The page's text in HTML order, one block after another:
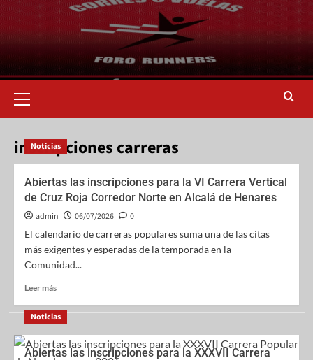
inscripciones carreras
Noticias
Abiertas las inscripciones para la VI Carrera Vertical
de Cruz Roja Corredor Norte en Alcalá de Henares
admin 06/07/2026
0
El calendario de carreras populares suma una de las citas
más exigentes y esperadas de la temporada en la
Comunidad...
Leer más
Noticias
Abiertas las inscripciones para la XXXVII Carrera